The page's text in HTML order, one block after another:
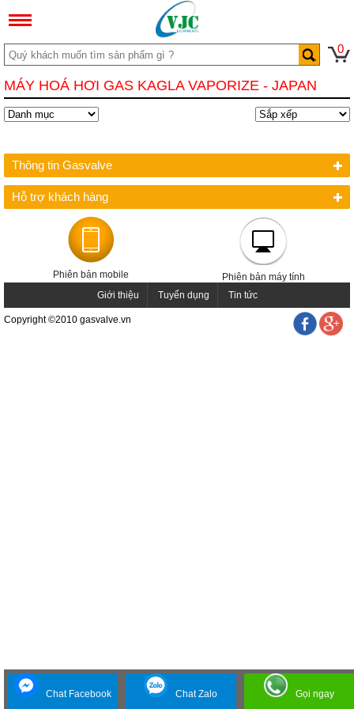
0
MÁY HOÁ HƠI GAS KAGLA VAPORIZE - JAPAN
Thông tin Gasvalve
Hỗ trợ khách hàng
Phiên bản mobile
Phiên bản máy tính
Giới thiệu
Tuyển dụng Tin tức
Copyright ©2010 gasvalve.vn
Chat Facebook Gọi ngay
Chat Zalo